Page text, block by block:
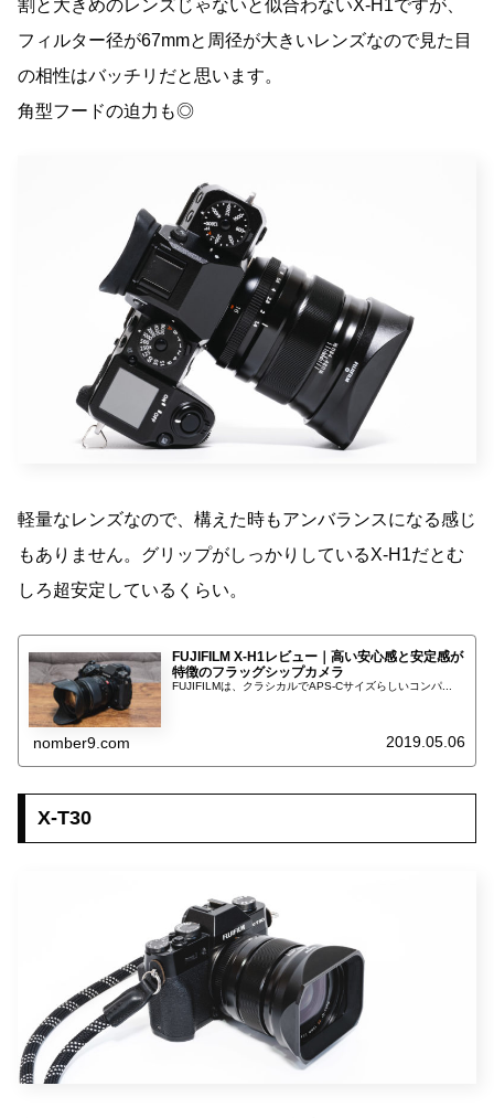
割と大きめのレンズじゃないと似合わないX-H1ですが、
フィルター径が67mmと周径が大きいレンズなので見た目
の相性はバッチリだと思います。
角型フードの迫力も◎
軽量なレンズなので、構えた時もアンバランスになる感じ
もありません。グリップがしっかりしているX-H1だとむ
しろ超安定しているくらい。
FUJIFILM X-H1レビュー｜高い安心感と安定感が
特徴のフラッグシップカメラ
FUJIFILMは、クラシカルでAPS-Cサイズらしいコンパ...
nomber9.com 2019.05.06
X-T30